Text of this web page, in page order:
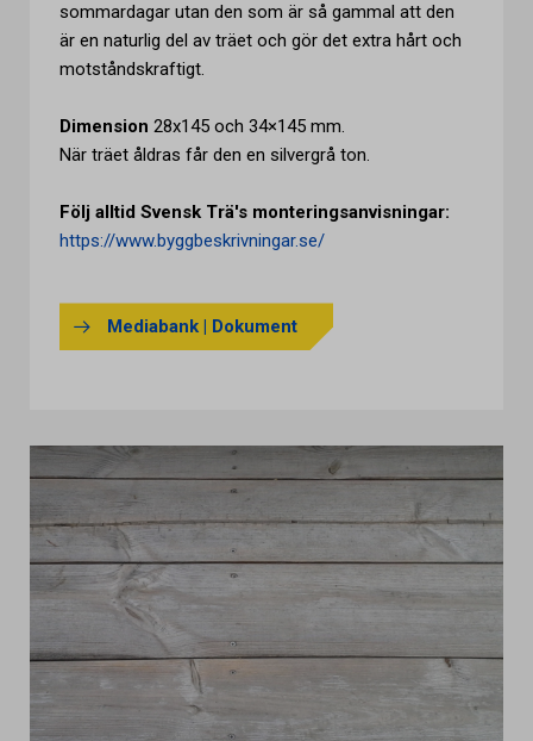
sommardagar utan den som är så gammal att den
är en naturlig del av träet och gör det extra hårt och
motståndskraftigt.
Dimension 28x145 och 34×145 mm.
När träet åldras får den en silvergrå ton.
Följ alltid Svensk Trä's monteringsanvisningar:
https://www.byggbeskrivningar.se/
Mediabank | Dokument